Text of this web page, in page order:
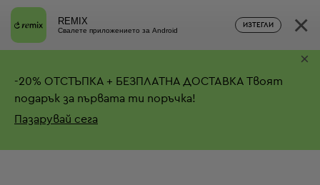
REMIX
Свалете приложението за Android
ИЗТЕГЛИ ×
-20% ОТСТЪПКА + БЕЗПЛАТНА ДОСТАВКА Твоят
подарък за първата ти поръчка!
Пазарувай сега
×